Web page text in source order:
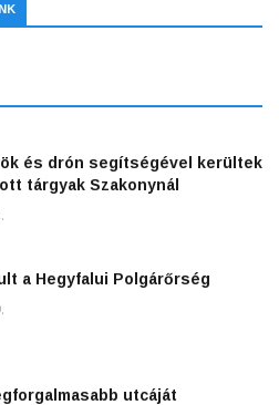
és drón segítségével kerültek
tárgyak Szakonynál
a Hegyfalui Polgárőrség
utcáját